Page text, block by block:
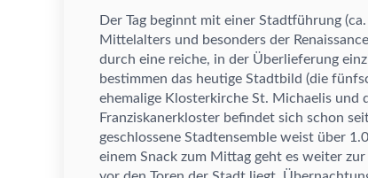
Der Tag beginnt mit einer Stadtführung
Mittelalters und besonders der
durch eine reiche, in der Überlieferung
bestimmen das heutige Stadtbild (die fü
ehemalige Klosterkirche St. Michaelis und
Franziskanerkloster befindet sich schon
geschlossene Stadtensemble weist über
einem Snack zum Mittag geht es weiter zur